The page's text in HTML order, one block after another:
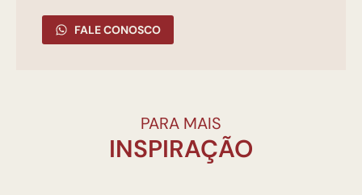
FALE CONOSCO
PARA MAIS
INSPIRAÇÃO